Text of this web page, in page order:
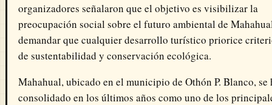
organizadores señalaron que el objetivo es visibilizar la
preocupación social sobre el futuro ambiental de
demandar que cualquier desarrollo turístico priorice
de sustentabilidad y conservación ecológica.
Mahahual, ubicado en el municipio de Othón P. Blanco, se
consolidado en los últimos años como uno de los